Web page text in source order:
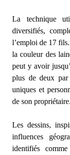
La technique
diversifiés,
l’emploi de 17
la couleur des
peut y avoir
plus de deux par
uniques et
de son propriétaire.
Les dessins,
influences
identifiés